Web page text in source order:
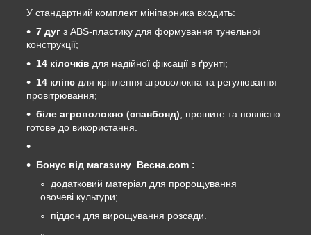
У стандартний комплект мініпарника входить:
7 дуг з ABS-пластику для формування тунельної
конструкції;
14 кілочків для надійної фіксації в ґрунті;
14 кліпс для кріплення агроволокна та регулювання
провітрювання;
біле агроволокно (спанбонд) , прошите та повністю
готове до використання.
Бонус від магазину Весна.com :
додатковий матеріал для пророщування
овочеві культури;
піддон для вирощування розсади.